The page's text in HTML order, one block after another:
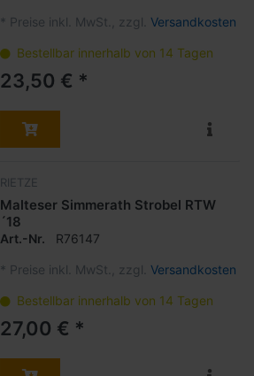
* Preise inkl. MwSt., zzgl. Versandkosten
Bestellbar innerhalb von 14 Tagen
23,50 € *
RIETZE
Malteser Simmerath Strobel RTW
´18
Art.-Nr. R76147
* Preise inkl. MwSt., zzgl. Versandkosten
Bestellbar innerhalb von 14 Tagen
27,00 € *